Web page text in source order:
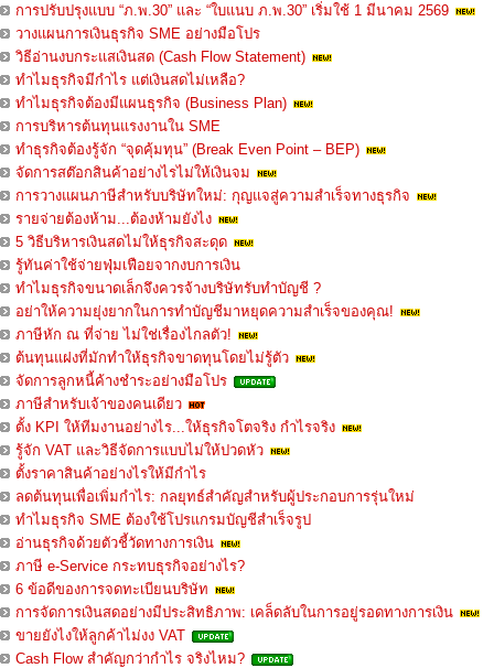
การปรับปรุงแบบ “ภ.พ.30” และ “ใบแนบ ภ.พ.30” เริ่มใช้ 1 มีนาคม 2569
วางแผนการเงินธุรกิจ SME อย่างมือโปร
วิธีอ่านงบกระแสเงินสด (Cash Flow Statement)
ทำไมธุรกิจมีกำไร แต่เงินสดไม่เหลือ?
ทำไมธุรกิจต้องมีแผนธุรกิจ (Business Plan)
การบริหารต้นทุนแรงงานใน SME
ทำธุรกิจต้องรู้จัก “จุดคุ้มทุน” (Break Even Point – BEP)
จัดการสต๊อกสินค้าอย่างไรไม่ให้เงินจม
การวางแผนภาษีสำหรับบริษัทใหม่: กุญแจสู่ความสำเร็จทางธุรกิจ
รายจ่ายต้องห้าม...ต้องห้ามยังไง
5 วิธีบริหารเงินสดไม่ให้ธุรกิจสะดุด
รู้ทันค่าใช้จ่ายฟุ่มเฟือยจากงบการเงิน
ทำไมธุรกิจขนาดเล็กจึงควรจ้างบริษัทรับทำบัญชี ?
อย่าให้ความยุ่งยากในการทำบัญชีมาหยุดความสำเร็จของคุณ!
ภาษีหัก ณ ที่จ่าย ไม่ใช่เรื่องไกลตัว!
ต้นทุนแฝงที่มักทำให้ธุรกิจขาดทุนโดยไม่รู้ตัว
จัดการลูกหนี้ค้างชำระอย่างมือโปร
ภาษีสำหรับเจ้าของคนเดียว
ตั้ง KPI ให้ทีมงานอย่างไร...ให้ธุรกิจโตจริง กำไรจริง
รู้จัก VAT และวิธีจัดการแบบไม่ให้ปวดหัว
ตั้งราคาสินค้าอย่างไรให้มีกำไร
ลดต้นทุนเพื่อเพิ่มกำไร: กลยุทธ์สำคัญสำหรับผู้ประกอบการรุ่นใหม่
ทำไมธุรกิจ SME ต้องใช้โปรแกรมบัญชีสำเร็จรูป
อ่านธุรกิจด้วยตัวชี้วัดทางการเงิน
ภาษี e-Service กระทบธุรกิจอย่างไร?
6 ข้อดีของการจดทะเบียนบริษัท
การจัดการเงินสดอย่างมีประสิทธิภาพ: เคล็ดลับในการอยู่รอดทางการเงิน
ขายยังไงให้ลูกค้าไม่งง VAT
Cash Flow สำคัญกว่ากำไร จริงไหม?